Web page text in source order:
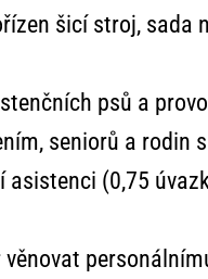
šicí stroj, sada
psů a
seniorů a rodin
(0,75